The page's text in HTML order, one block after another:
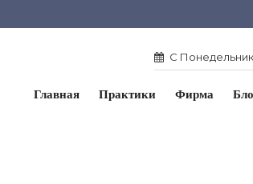
С
Главная Практики Фирма